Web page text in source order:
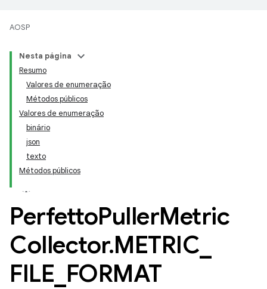
AOSP
Nesta página
Resumo
Valores de enumeração
Métodos públicos
Valores de enumeração
binário
json
texto
Métodos públicos
PerfettoPullerMetric
Collector.METRIC
FILE FORMAT